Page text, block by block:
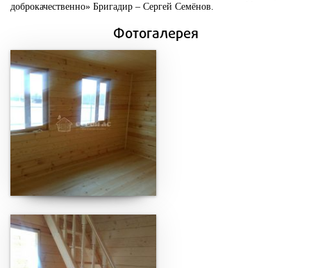
доброкачественно» Бригадир – Сергей Семёнов.
Фотогалерея